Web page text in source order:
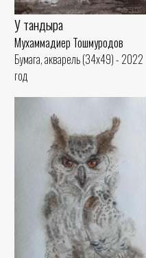
У тандыра
Мухаммадиер Тошмуродов
Бумага, акварель (34x49) - 2022
год